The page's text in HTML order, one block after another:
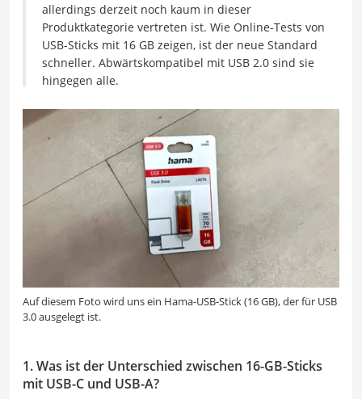
allerdings derzeit noch kaum in dieser
Produktkategorie vertreten ist. Wie Online-Tests von
USB-Sticks mit 16 GB zeigen, ist der neue Standard
schneller. Abwärtskompatibel mit USB 2.0 sind sie
hingegen alle.
Auf diesem Foto wird uns ein Hama-USB-Stick (16 GB), der für USB
3.0 ausgelegt ist.
1. Was ist der Unterschied zwischen 16-GB-Sticks
mit USB-C und USB-A?